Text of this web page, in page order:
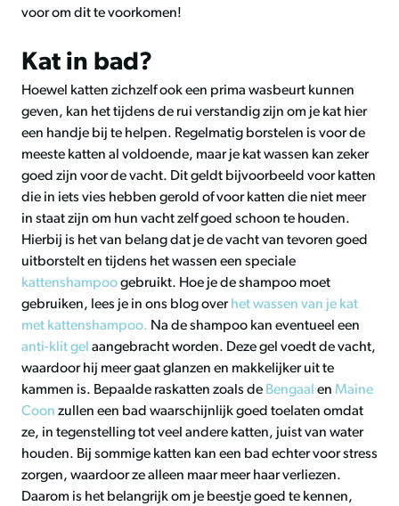
voor om dit te voorkomen!
Kat in bad?
Hoewel katten zichzelf ook een prima wasbeurt kunnen
geven, kan het tijdens de rui verstandig zijn om je kat hier
een handje bij te helpen. Regelmatig borstelen is voor de
meeste katten al voldoende, maar je kat wassen kan zeker
goed zijn voor de vacht. Dit geldt bijvoorbeeld voor katten
die in iets vies hebben gerold of voor katten die niet meer
in staat zijn om hun vacht zelf goed schoon te houden.
Hierbij is het van belang dat je de vacht van tevoren goed
uitborstelt en tijdens het wassen een speciale
kattenshampoogebruikt. Hoe je de shampoo moet
gebruiken, lees je in ons blog over het wassen van je kat
met kattenshampoo. Na de shampoo kan eventueel een
anti-klit gel aangebracht worden. Deze gel voedt de vacht,
waardoor hij meer gaat glanzen en makkelijker uit te
kammen is. Bepaalde raskatten zoals de Bengaal en Maine
Coon zullen een bad waarschijnlijk goed toelaten omdat
ze, in tegenstelling tot veel andere katten, juist van water
houden. Bij sommige katten kan een bad echter voor stress
zorgen, waardoor ze alleen maar meer haar verliezen.
Daarom is het belangrijk om je beestje goed te kennen,